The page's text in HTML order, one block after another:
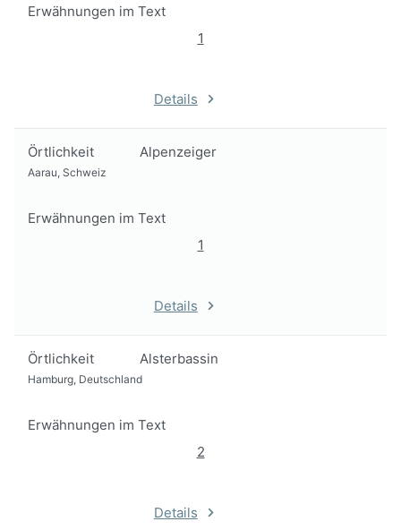
Erwähnungen im Text
1
Details
Örtlichkeit Alpenzeiger
Aarau, Schweiz
Erwähnungen im Text
1
Details
Örtlichkeit Alsterbassin
Hamburg, Deutschland
Erwähnungen im Text
2
Details